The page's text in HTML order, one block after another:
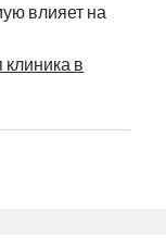
влияет на
клиника в